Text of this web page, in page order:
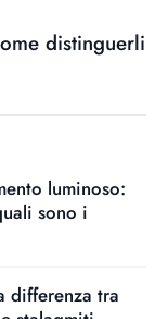
distinguerli
luminoso:
sono i
differenza tra